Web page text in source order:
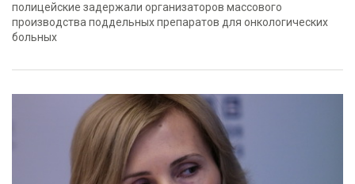
полицейские задержали организаторов массового
производства поддельных препаратов для онкологических
больных